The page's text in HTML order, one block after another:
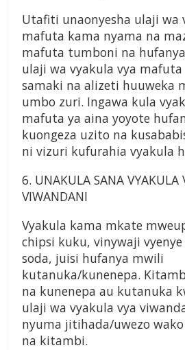
Utafiti unaonyesha ulaji wa
mafuta kama nyama na
mafuta tumboni na
ulaji wa vyakula vya
samaki na alizeti huuweka
umbo zuri. Ingawa kula
mafuta ya aina yoyote
kuongeza uzito na
ni vizuri kufurahia vyakula
6. UNAKULA SANA VYAKULA
VIWANDANI
Vyakula kama mkate
chipsi kuku, vinywaji
soda, juisi hufanya mwili
kutanuka/kunenepa.
na kunenepa au kutanuka
ulaji wa vyakula vya
nyuma jitihada/uwezo
na kitambi.